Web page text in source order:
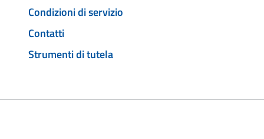
Condizioni di servizio
Contatti
Strumenti di tutela